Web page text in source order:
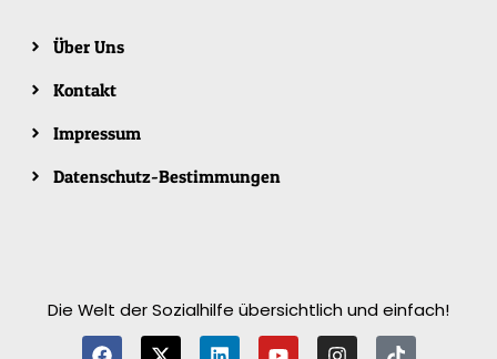
Über Uns
Kontakt
Impressum
Datenschutz-Bestimmungen
Die Welt der Sozialhilfe übersichtlich und einfach!